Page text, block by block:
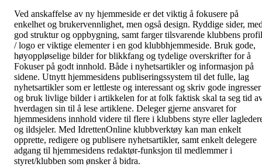
Ved anskaffelse av ny hjemmeside er det viktig å fokusere på
enkelhet og brukervennlighet, men også design. Ryddige sider,
god struktur og oppbygning, samt farger tilsvarende klubbens profil
/ logo er viktige elementer i en god klubbhjemmeside. Bruk gode,
høyoppløselige bilder for blikkfang og tydelige overskrifter for å
Fokuser på godt innhold. Både i nyhetsartikler og informasjon på
sidene. Utnytt hjemmesidens publiseringssystem til det fulle, lag
nyhetsartikler som er lettleste og interessant og skriv gode ingresser
og bruk livlige bilder i artikkelen for at folk faktisk skal ta seg tid
hverdagen sin til å lese artiklene. Deleger gjerne ansvaret for
hjemmesidens innhold videre til flere i klubbens styre eller
og ildsjeler. Med IdrettenOnline klubbverktøy kan man enkelt
opprette, redigere og publisere nyhetsartikler, samt enkelt delegere
adgang til hjemmesidens redaktør-funksjon til medlemmer i
styret/klubben som ønsker å bidra.